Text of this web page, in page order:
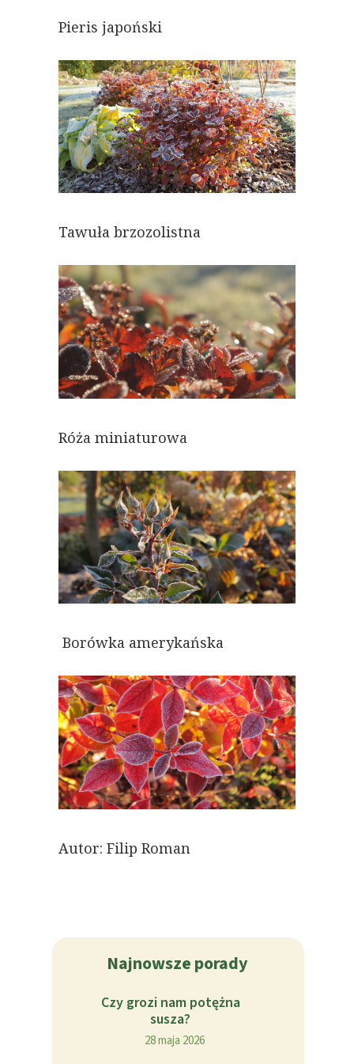
Najnowsze porady
Czy grozi nam potężna
susza?
28 maja 2026
Pieris japoński
Tawuła brzozolistna
Róża miniaturowa
Borówka amerykańska
Autor: Filip Roman